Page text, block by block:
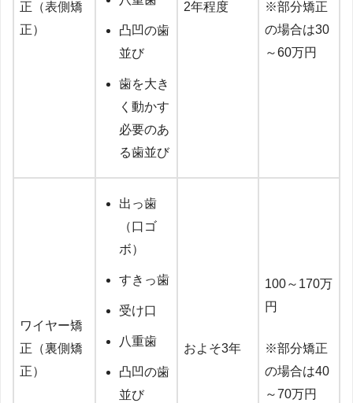
正（表側矯
正）
凸凹の歯
並び
歯を大き
く動かす
必要のあ
る歯並び
2年程度
※部分矯正
の場合は30
～60万円
ワイヤー矯
正（裏側矯
正）
出っ歯
（口ゴ
ボ）
すきっ歯
受け口
八重歯
凸凹の歯
並び
およそ3年
100～170万
円
※部分矯正
の場合は40
～70万円